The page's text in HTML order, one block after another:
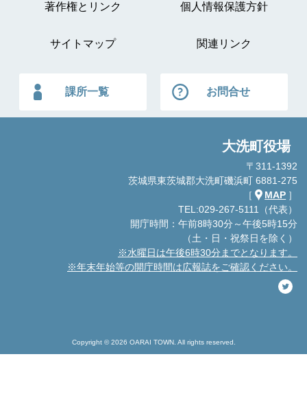
著作権とリンク 個人情報保護方針
サイトマップ 関連リンク
課所一覧 お問合せ
大洗町役場
〒311-1392
茨城県東茨城郡大洗町磯浜町 6881-275
［
MAP ］
TEL:029-267-5111（代表）
開庁時間：午前8時30分～午後5時15分
（土・日・祝祭日を除く）
※水曜日は午後6時30分までとなります。
※年末年始等の開庁時間は広報誌をご確認ください。
Copyright © 2026 OARAI TOWN. All rights reserved.